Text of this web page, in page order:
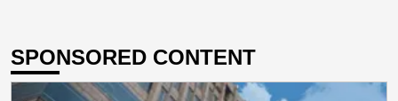
SPONSORED CONTENT